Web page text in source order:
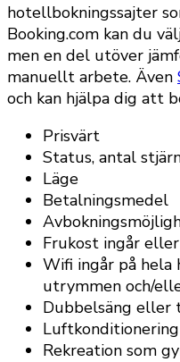
hotellbokningssajter
Booking.com kan du
men en del utöver
manuellt arbete. Även
och kan hjälpa dig att
Prisvärt
Status, antal
Läge
Betalningsmedel
Frukost ingår
Wifi ingår på
utrymmen och/
Dubbelsäng eller
Luftkonditionering
Rekreation som